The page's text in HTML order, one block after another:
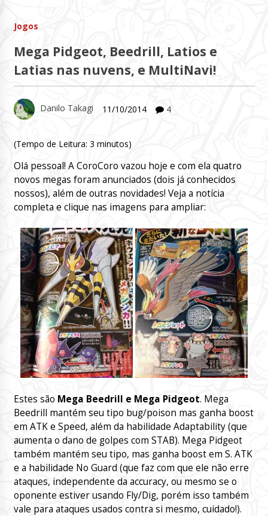
Jogos
Mega Pidgeot, Beedrill, Latios e
Latias nas nuvens, e MultiNavi!
Danilo Takagi 11/10/2014 4
(Tempo de Leitura: 3 minutos)
Olá pessoal! A CoroCoro vazou hoje e com ela quatro
novos megas foram anunciados (dois já conhecidos
nossos), além de outras novidades! Veja a notícia
completa e clique nas imagens para ampliar:
Estes são Mega Beedrill e Mega Pidgeot. Mega
Beedrill mantém seu tipo bug/poison mas ganha boost
em ATK e Speed, além da habilidade Adaptability (que
aumenta o dano de golpes com STAB). Mega Pidgeot
também mantém seu tipo, mas ganha boost em S. ATK
e a habilidade No Guard (que faz com que ele não erre
ataques, independente da accuracy, ou mesmo se o
oponente estiver usando Fly/Dig, porém isso também
vale para ataques usados contra si mesmo, cuidado!).